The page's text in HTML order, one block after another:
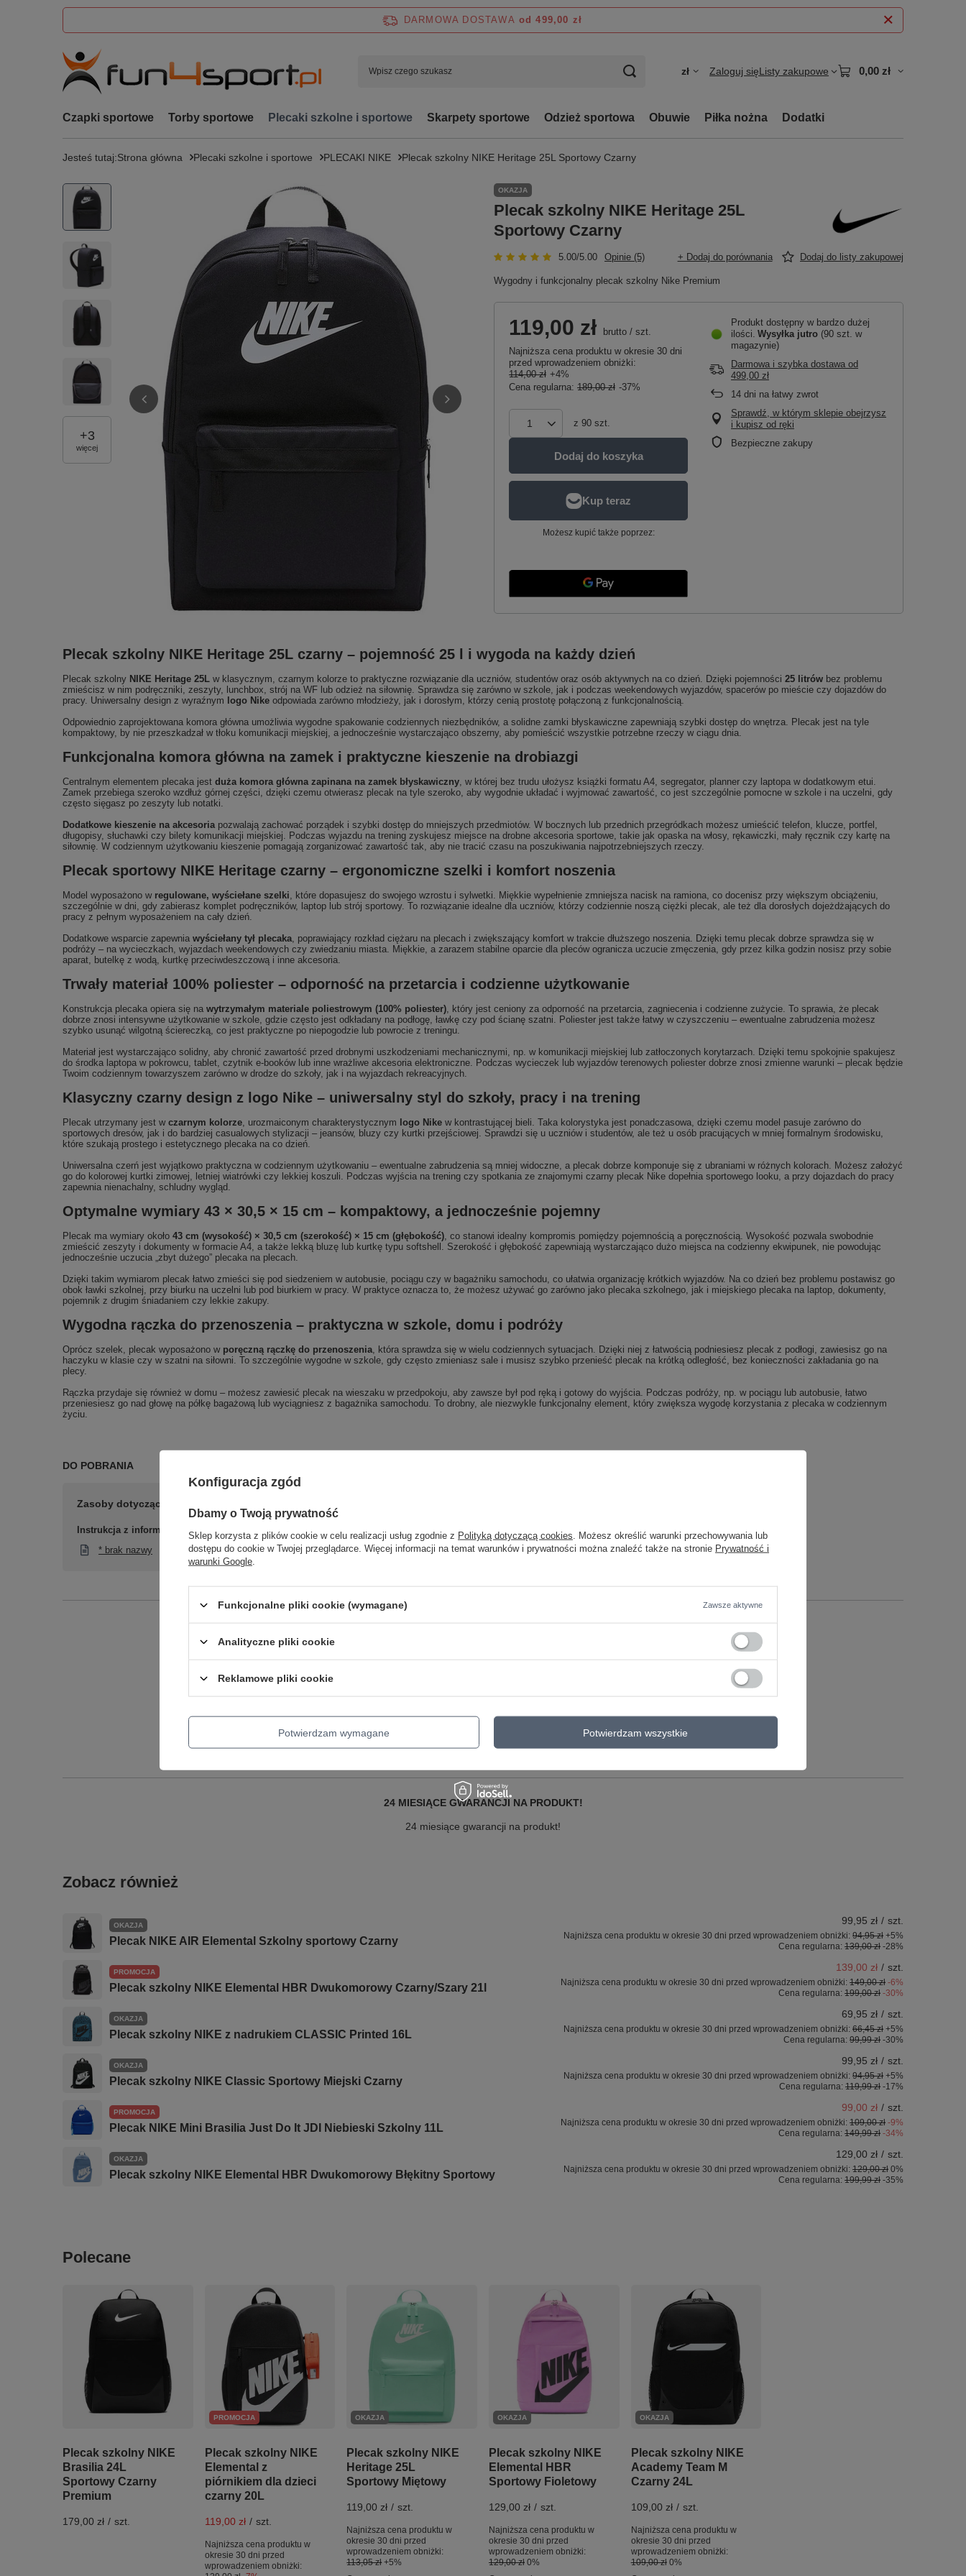
DARMOWA DOSTAWA od 499,00 zł
zł Zaloguj sięListy zakupowe 0,00 zł
Czapki sportowe Torby sportowe Plecaki szkolne i sportowe Skarpety sportowe Odzież sportowa Obuwie Piłka nożna Dodatki
Jesteś tutaj:Strona główna Plecaki szkolne i sportowe PLECAKI NIKE Plecak szkolny NIKE Heritage 25L Sportowy Czarny
+3
więcej
OKAZJA
Plecak szkolny NIKE Heritage 25L
Sportowy Czarny
5.00/5.00 Opinie (5) + Dodaj do porównania Dodaj do listy zakupowej
Wygodny i funkcjonalny plecak szkolny Nike Premium
119,00 zł brutto / szt.
Najniższa cena produktu w okresie 30 dni
przed wprowadzeniem obniżki:
114,00 zł +4%
Cena regularna: 189,00 zł -37%
z 90 szt.
Dodaj do koszyka
Możesz kupić także poprzez:
Produkt dostępny w bardzo dużej
ilości Wysyłka jutro (90 szt. w
magazynie)
Darmowa i szybka dostawa od
499,00 zł
14 dni na łatwy zwrot
Sprawdź, w którym sklepie obejrzysz
i kupisz od ręki
Bezpieczne zakupy
Plecak szkolny NIKE Heritage 25L czarny – pojemność 25 l i wygoda na każdy dzień
Plecak szkolny NIKE Heritage 25L w klasycznym, czarnym kolorze to praktyczne rozwiązanie dla uczniów, studentów oraz osób aktywnych na co dzień. Dzięki pojemności 25 litrów bez problemu
zmieścisz w nim podręczniki, zeszyty, lunchbox, strój na WF lub odzież na siłownię. Sprawdza się zarówno w szkole, jak i podczas weekendowych wyjazdów, spacerów po mieście czy dojazdów do
pracy. Uniwersalny design z wyraźnym logo Nike odpowiada zarówno młodzieży, jak i dorosłym, którzy cenią prostotę połączoną z funkcjonalnością.
Odpowiednio zaprojektowana komora główna umożliwia wygodne spakowanie codziennych niezbędników, a solidne zamki błyskawiczne zapewniają szybki dostęp do wnętrza. Plecak jest na tyle
kompaktowy, by nie przeszkadzał w tłoku komunikacji miejskiej, a jednocześnie wystarczająco obszerny, aby pomieścić wszystkie potrzebne rzeczy w ciągu dnia.
Funkcjonalna komora główna na zamek i praktyczne kieszenie na drobiazgi
Centralnym elementem plecaka jest duża komora główna zapinana na zamek błyskawiczny, w której bez trudu ułożysz książki formatu A4, segregator, planner czy laptopa w dodatkowym etui.
Zamek przebiega szeroko wzdłuż górnej części, dzięki czemu otwierasz plecak na tyle szeroko, aby wygodnie układać i wyjmować zawartość, co jest szczególnie pomocne w szkole i na uczelni, gdy
często sięgasz po zeszyty lub notatki.
Dodatkowe kieszenie na akcesoriapozwalają zachować porządek i szybki dostęp do mniejszych przedmiotów. W bocznych lub przednich przegródkach możesz umieścić telefon, klucze, portfel,
długopisy, słuchawki czy bilety komunikacji miejskiej. Podczas wyjazdu na trening zyskujesz miejsce na drobne akcesoria sportowe, takie jak opaska na włosy, rękawiczki, mały ręcznik czy kartę na
siłownię. W codziennym użytkowaniu kieszenie pomagają zorganizować zawartość tak, aby nie tracić czasu na poszukiwania najpotrzebniejszych rzeczy.
Plecak sportowy NIKE Heritage czarny – ergonomiczne szelki i komfort noszenia
Model wyposażono w regulowane, wyściełane szelki, które dopasujesz do swojego wzrostu i sylwetki. Miękkie wypełnienie zmniejsza nacisk na ramiona, co docenisz przy większym obciążeniu,
szczególnie w dni, gdy zabierasz komplet podręczników, laptop lub strój sportowy. To rozwiązanie idealne dla uczniów, którzy codziennie noszą ciężki plecak, ale też dla dorosłych dojeżdżających do
pracy z pełnym wyposażeniem na cały dzień.
Dodatkowe wsparcie zapewnia wyściełany tył plecaka, poprawiający rozkład ciężaru na plecach i zwiększający komfort w trakcie dłuższego noszenia. Dzięki temu plecak dobrze sprawdza się w
podróży – na wycieczkach, wyjazdach weekendowych czy zwiedzaniu miasta. Miękkie, a zarazem stabilne oparcie dla pleców ogranicza uczucie zmęczenia, gdy przez kilka godzin nosisz przy sobie
aparat, butelkę z wodą, kurtkę przeciwdeszczową i inne akcesoria.
Trwały materiał 100% poliester – odporność na przetarcia i codzienne użytkowanie
Konstrukcja plecaka opiera się na wytrzymałym materiale poliestrowym (100% poliester), który jest ceniony za odporność na przetarcia, zagniecenia i codzienne zużycie. To sprawia, że plecak
dobrze znosi intensywne użytkowanie w szkole, gdzie często jest odkładany na podłogę, ławkę czy pod ścianę szatni. Poliester jest także łatwy w czyszczeniu – ewentualne zabrudzenia możesz
szybko usunąć wilgotną ściereczką, co jest praktyczne po niepogodzie lub powrocie z treningu.
Materiał jest wystarczająco solidny, aby chronić zawartość przed drobnymi uszkodzeniami mechanicznymi, np. w komunikacji miejskiej lub zatłoczonych korytarzach. Dzięki temu spokojnie spakujesz
do środka laptopa w pokrowcu, tablet, czytnik e-booków lub inne wrażliwe akcesoria elektroniczne. Podczas wycieczek lub wyjazdów terenowych poliester dobrze znosi zmienne warunki – plecak będzie
Twoim codziennym towarzyszem zarówno w drodze do szkoły, jak i na wyjazdach rekreacyjnych.
Klasyczny czarny design z logo Nike – uniwersalny styl do szkoły, pracy i na trening
Plecak utrzymany jest w czarnym kolorze, urozmaiconym charakterystycznym logo Nike w kontrastującej bieli. Taka kolorystyka jest ponadczasowa, dzięki czemu model pasuje zarówno do
sportowych dresów, jak i do bardziej casualowych stylizacji – jeansów, bluzy czy kurtki przejściowej. Sprawdzi się u uczniów i studentów, ale też u osób pracujących w mniej formalnym środowisku,
które szukają prostego i estetycznego plecaka na co dzień.
Uniwersalna czerń jest wyjątkowo praktyczna w codziennym użytkowaniu – ewentualne zabrudzenia są mniej widoczne, a plecak dobrze komponuje się z ubraniami w różnych kolorach. Możesz założyć
go do kolorowej kurtki zimowej, letniej wiatrówki czy lekkiej koszuli. Podczas wyjścia na trening czy spotkania ze znajomymi czarny plecak Nike dopełnia sportowego looku, a przy dojazdach do pracy
zapewnia nienachalny, schludny wygląd.
Optymalne wymiary 43 × 30,5 × 15 cm – kompaktowy, a jednocześnie pojemny
Plecak ma wymiary około 43 cm (wysokość) × 30,5 cm (szerokość) × 15 cm (głębokość), co stanowi idealny kompromis pomiędzy pojemnością a poręcznością. Wysokość pozwala swobodnie
zmieścić zeszyty i dokumenty w formacie A4, a także lekką bluzę lub kurtkę typu softshell. Szerokość i głębokość zapewniają wystarczająco dużo miejsca na codzienny ekwipunek, nie powodując
jednocześnie uczucia „zbyt dużego” plecaka na plecach.
Dzięki takim wymiarom plecak łatwo zmieści się pod siedzeniem w autobusie, pociągu czy w bagażniku samochodu, co ułatwia organizację krótkich wyjazdów. Na co dzień bez problemu postawisz go
obok ławki szkolnej, przy biurku na uczelni lub pod biurkiem w pracy. W praktyce oznacza to, że możesz używać go zarówno jako plecaka szkolnego, jak i miejskiego plecaka na laptop, dokumenty,
pojemnik z drugim śniadaniem czy lekkie zakupy.
Wygodna rączka do przenoszenia – praktyczna w szkole, domu i podróży
Oprócz szelek, plecak wyposażono w poręczną rączkę do przenoszenia, która sprawdza się w wielu codziennych sytuacjach. Dzięki niej z łatwością podniesiesz plecak z podłogi, zawiesisz go na
haczyku w klasie czy w szatni na siłowni. To szczególnie wygodne w szkole, gdy często zmieniasz sale i musisz szybko przenieść plecak na krótką odległość, bez konieczności zakładania go na
plecy.
Rączka przydaje się również w domu – możesz zawiesić plecak na wieszaku w przedpokoju, aby zawsze był pod ręką i gotowy do wyjścia. Podczas podróży, np. w pociągu lub autobusie, łatwo
przeniesiesz go nad głowę na półkę bagażową lub wyciągniesz z bagażnika samochodu. To drobny, ale niezwykle funkcjonalny element, który zwiększa wygodę korzystania z plecaka w codziennym
życiu.
DO POBRANIA
Zasoby dotyczące bezpieczeństwa i produktów
Instrukcja z informacją o bezpieczeństwie
* brak nazwy
Podmiot odpowiedzialny za ten produkt na terenie UE
Bezpieczeństwo - rodzaj ostrzeżenia Bezpieczeństwo - rodzaj ostrzeżenia
24 MIESIĄCE GWARANCJI NA PRODUKT!
24 miesiące gwarancji na produkt!
Zobacz również
OKAZJA
Plecak NIKE AIR Elemental Szkolny sportowy Czarny
99,95 zł / szt.
Najniższa cena produktu w okresie 30 dni przed wprowadzeniem obniżki: 94,95 zł +5%
Cena regularna: 139,00 zł -28%
PROMOCJA
Plecak szkolny NIKE Elemental HBR Dwukomorowy Czarny/Szary 21l
139,00 zł / szt.
Najniższa cena produktu w okresie 30 dni przed wprowadzeniem obniżki: 149,00 zł -6%
Cena regularna: 199,00 zł -30%
OKAZJA
Plecak szkolny NIKE z nadrukiem CLASSIC Printed 16L
69,95 zł / szt.
Najniższa cena produktu w okresie 30 dni przed wprowadzeniem obniżki: 66,45 zł +5%
Cena regularna: 99,99 zł -30%
OKAZJA
Plecak szkolny NIKE Classic Sportowy Miejski Czarny
99,95 zł / szt.
Najniższa cena produktu w okresie 30 dni przed wprowadzeniem obniżki: 94,95 zł +5%
Cena regularna: 119,99 zł -17%
PROMOCJA
Plecak NIKE Mini Brasilia Just Do It JDI Niebieski Szkolny 11L
99,00 zł / szt.
Najniższa cena produktu w okresie 30 dni przed wprowadzeniem obniżki: 109,00 zł -9%
Cena regularna: 149,99 zł -34%
OKAZJA
Plecak szkolny NIKE Elemental HBR Dwukomorowy Błękitny Sportowy
129,00 zł / szt.
Najniższa cena produktu w okresie 30 dni przed wprowadzeniem obniżki: 129,00 zł 0%
Cena regularna: 199,99 zł -35%
Polecane
Plecak szkolny NIKE
Brasilia 24L
Sportowy Czarny
Premium
179,00 zł / szt.
PROMOCJA
Plecak szkolny NIKE
Elemental z
piórnikiem dla dzieci
czarny 20L
119,00 zł / szt.
Najniższa cena produktu w
okresie 30 dni przed
wprowadzeniem obniżki:
OKAZJA
Plecak szkolny NIKE
Heritage 25L
Sportowy Miętowy
119,00 zł / szt.
Najniższa cena produktu w
okresie 30 dni przed
wprowadzeniem obniżki:
113,05 zł +5%
OKAZJA
Plecak szkolny NIKE
Elemental HBR
Sportowy Fioletowy
129,00 zł / szt.
Najniższa cena produktu w
okresie 30 dni przed
wprowadzeniem obniżki:
129,00 zł 0%
OKAZJA
Plecak szkolny NIKE
Academy Team M
Czarny 24L
109,00 zł / szt.
Najniższa cena produktu w
okresie 30 dni przed
wprowadzeniem obniżki:
109,00 zł 0%
Konfiguracja zgód
Dbamy o Twoją prywatność
Sklep korzysta z plików cookie w celu realizacji usług zgodnie z Polityką dotyczącą cookies . Możesz określić warunki przechowywania lub
dostępu do cookie w Twojej przeglądarce. Więcej informacji na temat warunków i prywatności można znaleźć także na stronie Prywatność i
warunki Google
Funkcjonalne pliki cookie (wymagane) Zawsze aktywne
Analityczne pliki cookie
Reklamowe pliki cookie
Potwierdzam wymagane Potwierdzam wszystkie